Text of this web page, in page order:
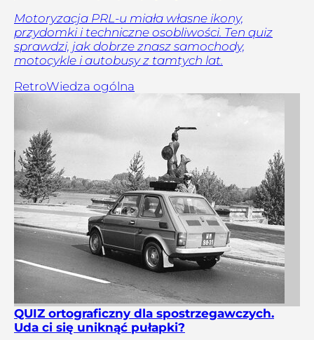
Motoryzacja PRL-u miała własne ikony,
przydomki i techniczne osobliwości. Ten quiz
sprawdzi, jak dobrze znasz samochody,
motocykle i autobusy z tamtych lat.
RetroWiedza ogólna
QUIZ ortograficzny dla spostrzegawczych.
Uda ci się uniknąć pułapki?